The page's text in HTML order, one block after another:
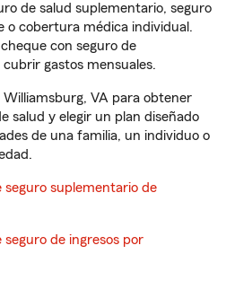
de salud suplementario, seguro
o cobertura médica individual.
con seguro de
gastos mensuales.
Williamsburg, VA para obtener
salud y elegir un plan diseñado
de una familia, un individuo o
seguro suplementario de
seguro de ingresos por